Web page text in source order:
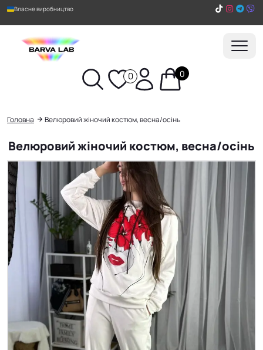
Власне виробництво
0 0
Пошук
Головна Велюровий жіночий костюм, весна/осінь
Велюровий жіночий костюм, весна/осінь